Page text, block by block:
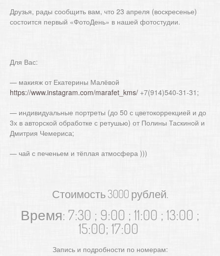
Друзья, рады сообщить вам, что 23 апреля (воскресенье)
состоится первый «ФотоДень» в нашей фотостудии.
Для Вас:
— макияж от Екатерины Малёвой
https://www.instagram.com/marafet_kms/ +7(914)540-31-31;
— индивидуальные портреты (до 50 с цветокоррекцией и до
3х в авторской обработке с ретушью) от Полины Таскиной и
Дмитрия Чемериса;
— чай с печеньем и тёплая атмосфера )))
Стоимость 3000 рублей.
Время: 7:30 ; 9:00 ; 11:00 ; 13:00 ;
15:00; 17:00
Запись и подробности по номерам: